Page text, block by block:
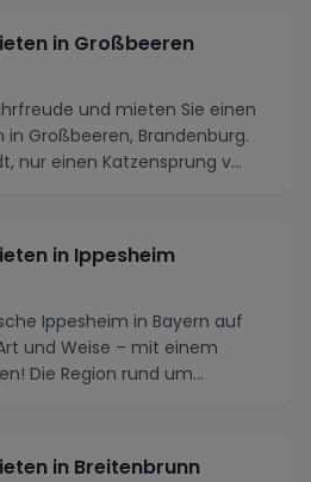
in Großbeeren
und mieten Sie einen
in Großbeeren, Brandenburg.
nur einen Katzensprung v...
in Ippesheim
Ippesheim in Bayern auf
und Weise – mit einem
Die Region rund um
in Breitenbrunn